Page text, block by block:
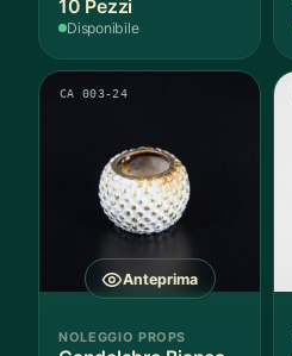
10 Pezzi
Disponibile
Anteprima
CA 003-24
NOLEGGIO PROPS